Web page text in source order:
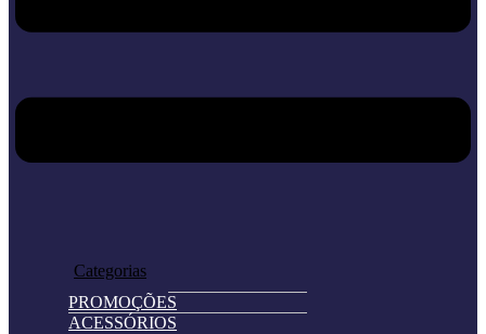
Categorias
PROMOÇÕES
ACESSÓRIOS